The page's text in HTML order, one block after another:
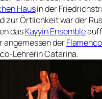
Hausin der
zur Örtlichkeit war der
dasKayyin Ensemble
angemessen der
Lehrerin Catarina.